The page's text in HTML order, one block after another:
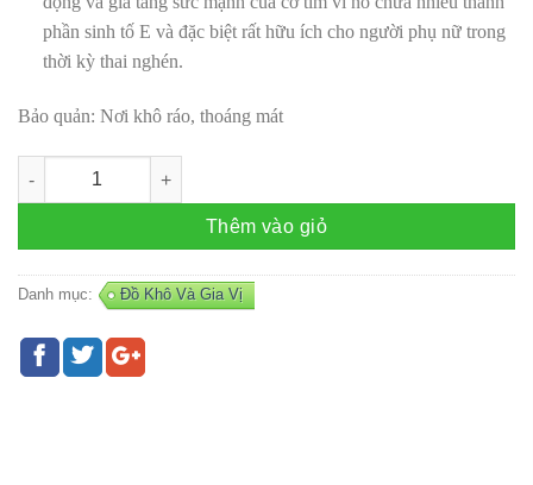
phần sinh tố E và đặc biệt rất hữu ích cho người phụ nữ trong
thời kỳ thai nghén.
Bảo quản: Nơi khô ráo, thoáng mát
Dầu mè Ajinomoto số lượng
Thêm vào giỏ
Danh mục: Đồ Khô Và Gia Vị